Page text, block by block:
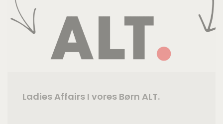
Ladies Affairs I vores Børn ALT.